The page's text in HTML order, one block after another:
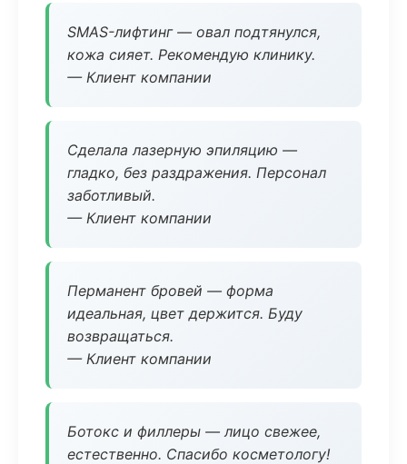
SMAS-лифтинг — овал подтянулся,
кожа сияет. Рекомендую клинику.
— Клиент компании
Сделала лазерную эпиляцию —
гладко, без раздражения. Персонал
заботливый.
— Клиент компании
Перманент бровей — форма
идеальная, цвет держится. Буду
возвращаться.
— Клиент компании
Ботокс и филлеры — лицо свежее,
естественно. Спасибо косметологу!